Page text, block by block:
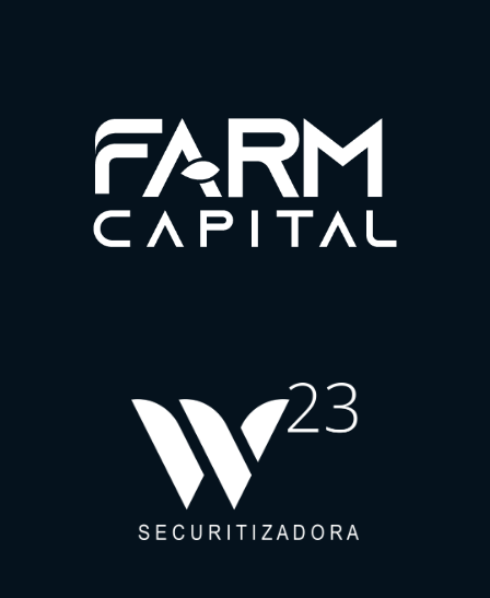
Para uma melhor experiência em nosso site, por favor, aceite os